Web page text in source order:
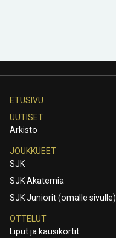
ETUSIVU
UUTISET
Arkisto
JOUKKUEET
SJK
SJK Akatemia
SJK Juniorit (omalle sivulle)
OTTELUT
Liput ja kausikortit